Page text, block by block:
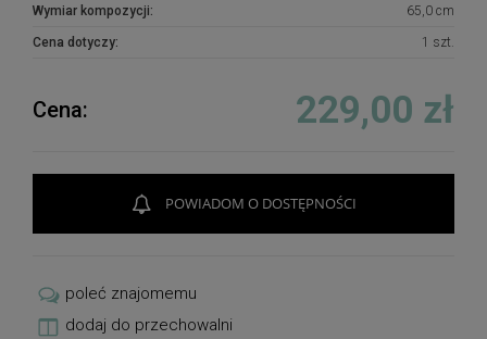
Wymiar kompozycji: 65,0 cm
Cena dotyczy: 1 szt.
Cena: 229,00 zł
POWIADOM O DOSTĘPNOŚCI
poleć znajomemu
dodaj do przechowalni